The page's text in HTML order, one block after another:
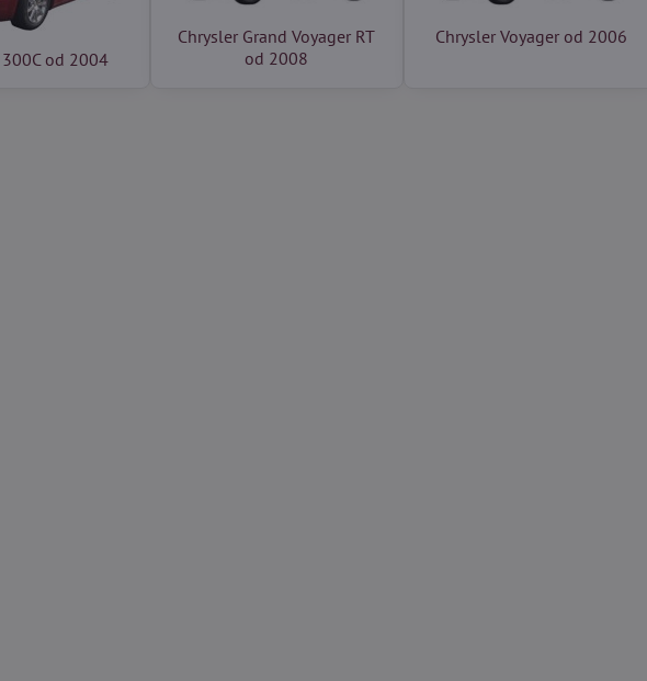
od 2004
Chrysler Grand Voyager RT
od 2008
Chrysler Voyager od 2006